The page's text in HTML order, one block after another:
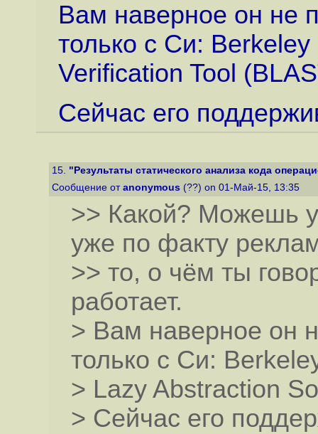
Вам наверное он не
только с Си:
Verification Tool
Сейчас его
15. "Результаты статического анализа кода
Сообщение от anonymous (??) on 01-Май-15, 13:35
>> Какой? Можешь
уже по факту
>> то, о чём ты
работает.
> Вам наверное он
только с Си:
> Lazy Abstraction
> Сейчас его